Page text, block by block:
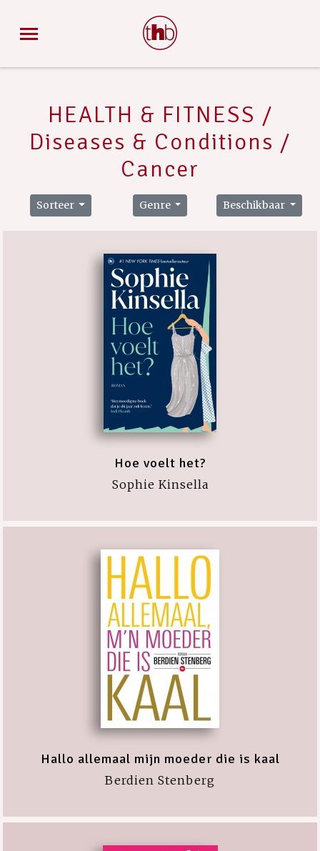
HEALTH & FITNESS /
Diseases & Conditions /
Cancer
Sorteer Genre Beschikbaar
Hoe voelt het?
Sophie Kinsella
Hallo allemaal mijn moeder die is kaal
Berdien Stenberg